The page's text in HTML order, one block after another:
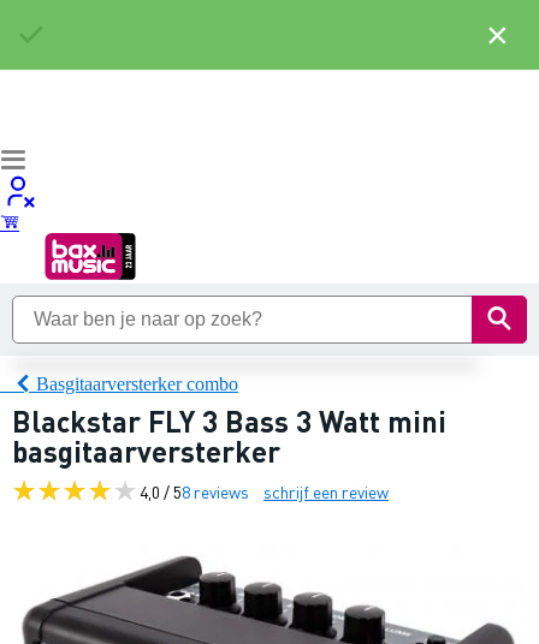
Basgitaarversterker combo
Blackstar FLY 3 Bass 3 Watt mini
basgitaarversterker
4,0 / 58 reviews schrijf een review
×